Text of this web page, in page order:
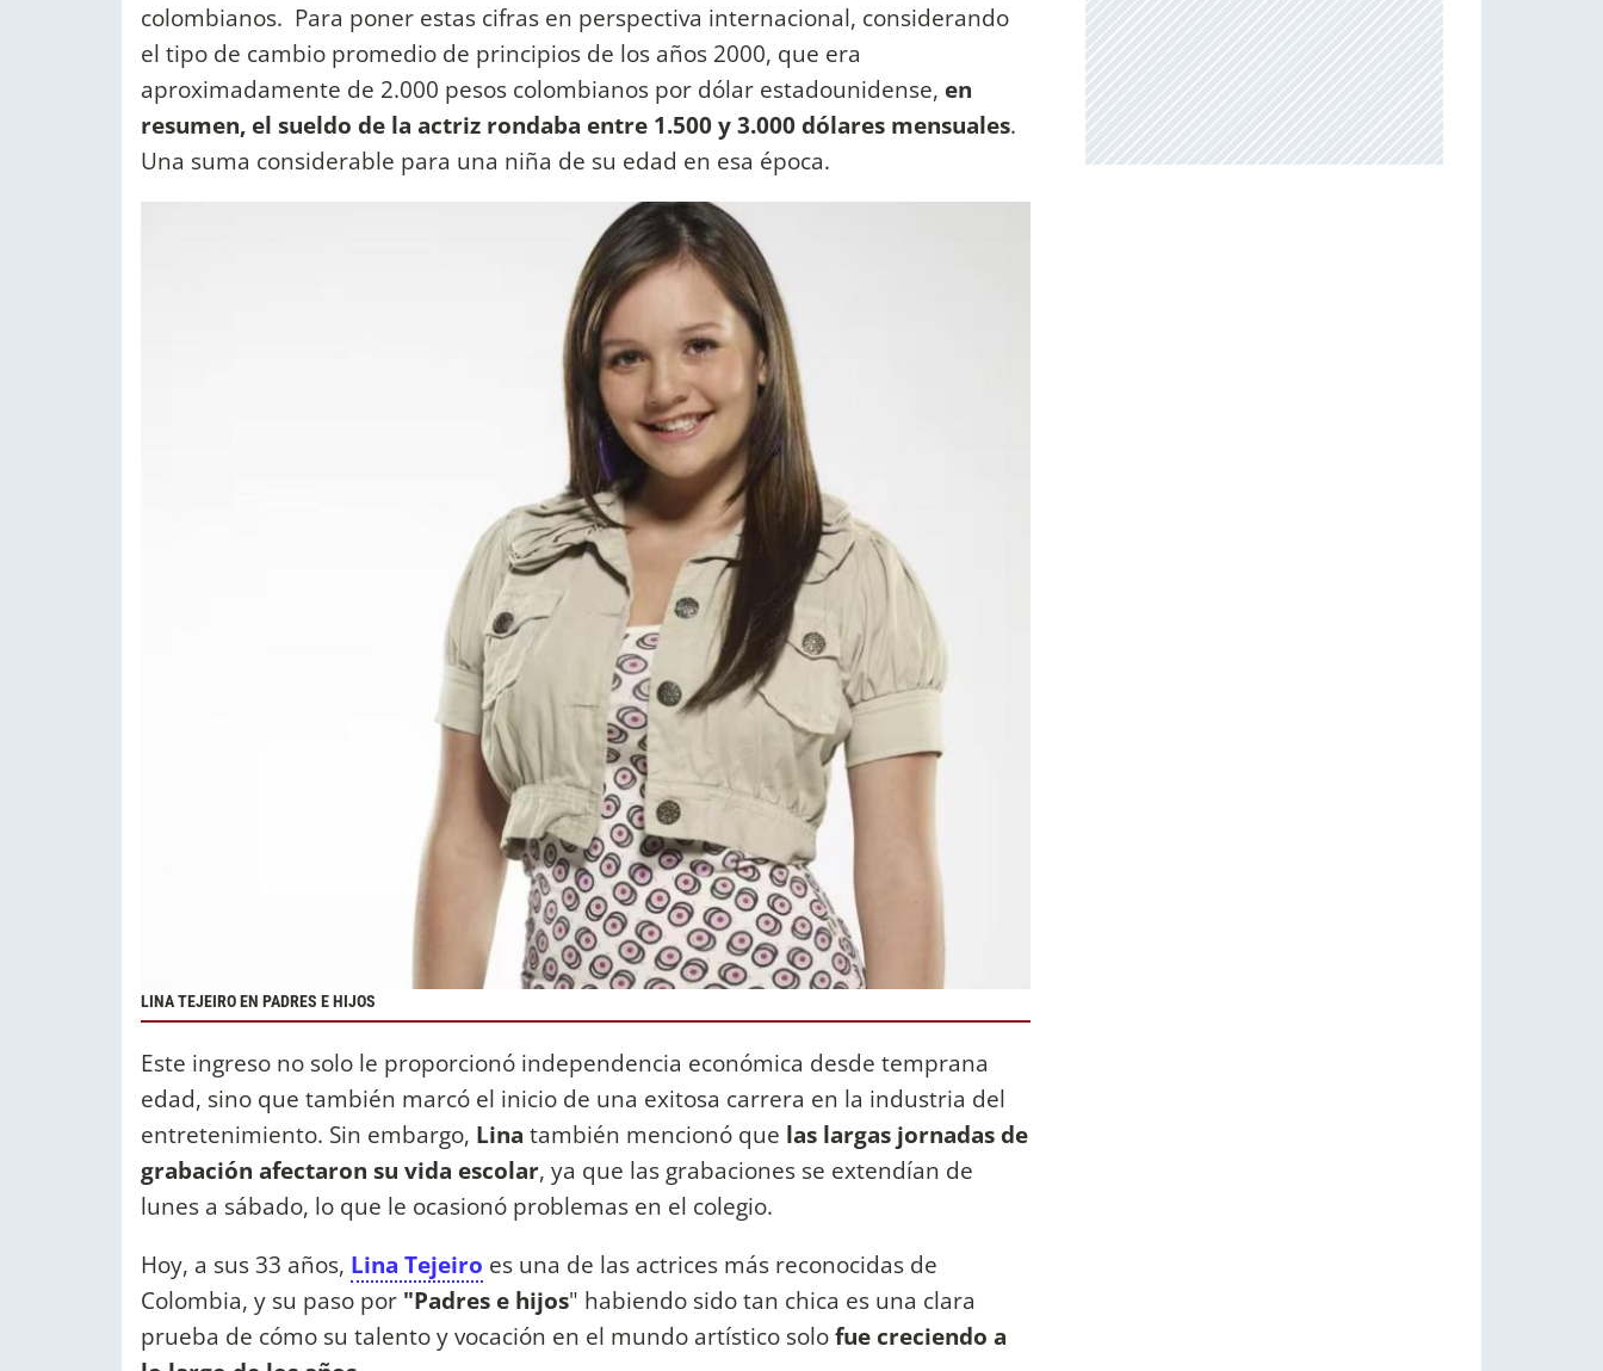
colombianos. Para poner estas cifras en perspectiva internacional, considerando
el tipo de cambio promedio de principios de los años 2000, que era
aproximadamente de 2.000 pesos colombianos por dólar estadounidense, en
resumen, el sueldo de la actriz rondaba entre 1.500 y 3.000 dólares mensuales.
Una suma considerable para una niña de su edad en esa época.
LINA TEJEIRO EN PADRES E HIJOS
Este ingreso no solo le proporcionó independencia económica desde temprana
edad, sino que también marcó el inicio de una exitosa carrera en la industria del
entretenimiento. Sin embargo, Lina también mencionó que las largas jornadas de
grabación afectaron su vida escolar, ya que las grabaciones se extendían de
lunes a sábado, lo que le ocasionó problemas en el colegio.
Hoy, a sus 33 años, Lina Tejeiro es una de las actrices más reconocidas de
Colombia, y su paso por "Padres e hijos" habiendo sido tan chica es una clara
prueba de cómo su talento y vocación en el mundo artístico solofue creciendo a